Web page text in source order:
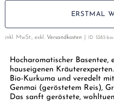
EMPFEHLUNGEN
EMPFEHLUNGEN
SETS & GIFTS
KURKUMA
LAVENDEL
LINDENBLÜTEN
MALVEN
Hocharomatischer Basentee,
hauseigenen
Bio-Kurkuma und veredelt
Genmai (geröstetem Reis),
Das sanft geröstete,
ERSTMAL
inkl. MwSt., exkl. Versandkosten ID 5283-